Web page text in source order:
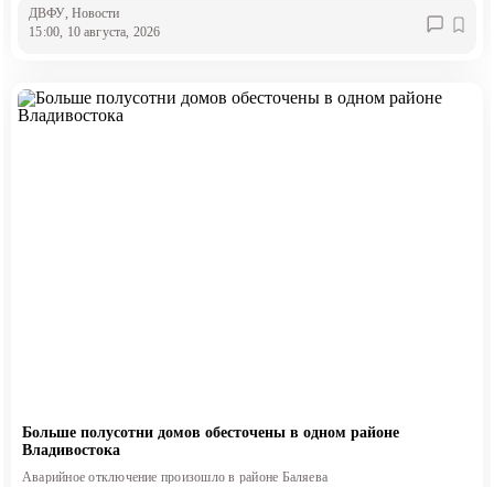
ДВФУ , Новости
15:00, 10 августа, 2026
Больше полусотни домов обесточены в одном районе
Владивостока
Аварийное отключение произошло в районе Баляева